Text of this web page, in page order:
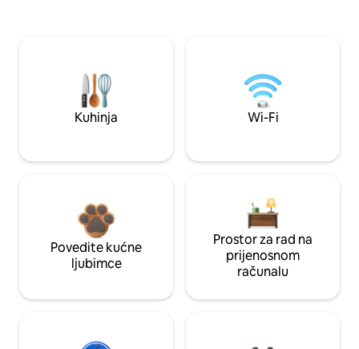
Kuhinja Wi-Fi
Povedite kućne
ljubimce
Prostor za rad na
prijenosnom
računalu